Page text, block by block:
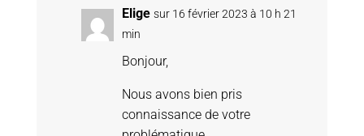
Elige sur 16 février 2023 à 10 h 21
min
Bonjour,
Nous avons bien pris
connaissance de votre